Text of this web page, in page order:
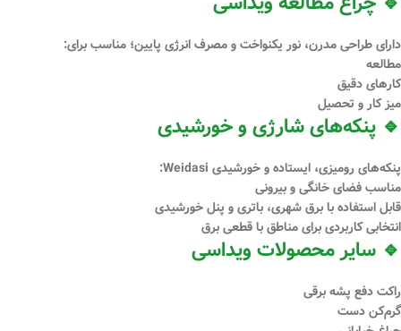
دارای طراحی مدرن، نور یکنواخت و مصرف انرژی پایین؛ مناسب برای:
مطالعه
کارهای دقیق
میز کار و تحصیل
🔹 پنکه‌های شارژی و خورشیدی
پنکه‌های رومیزی، ایستاده و خورشیدی Weidasi:
مناسب فضای خانگی و بیرونی
قابل استفاده با برق شهری، باتری و پنل خورشیدی
انتخابی کاربردی برای مناطق با قطعی برق
🔹 سایر محصولات ویداسی
راکت دفع پشه برقی
گرم‌کن دست